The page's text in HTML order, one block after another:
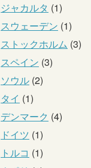
ジャカルタ (1)
スウェーデン (1)
ストックホルム (3)
スペイン (3)
ソウル (2)
タイ (1)
デンマーク (4)
ドイツ (1)
トルコ (1)